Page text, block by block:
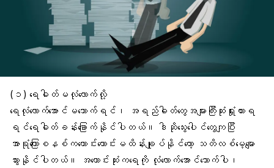
(၁) ရေဓါတ်မလုံလောက်လို့
ရေလုံလောက်အောင်မသောက်ရင်၊ အရည်ဓါတ်တွေအများကြီးဆုံးရှုံးထားရ
ရင်ရေဓါတ်ခန်းခြောက်နိုင်ပါတယ်။ ဒါဆိုသွေးပေါင်တွေကျပြီး
အာရုံကြောစနစ်ကကောင်းကောင်းမထိန်းချုပ်နိုင်တော့ သတိလစ်မေ့မျော
သွားနိုင်ပါတယ်။ အကောင်းဆုံးကရေကို လုံလောက်အောင်သောက်ပါ၊